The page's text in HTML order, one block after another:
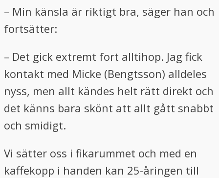
– Min känsla är riktigt bra, säger han och
fortsätter:
– Det gick extremt fort alltihop. Jag fick
kontakt med Micke (Bengtsson) alldeles
nyss, men allt kändes helt rätt direkt och
det känns bara skönt att allt gått snabbt
och smidigt.
Vi sätter oss i fikarummet och med en
kaffekopp i handen kan 25-åringen till